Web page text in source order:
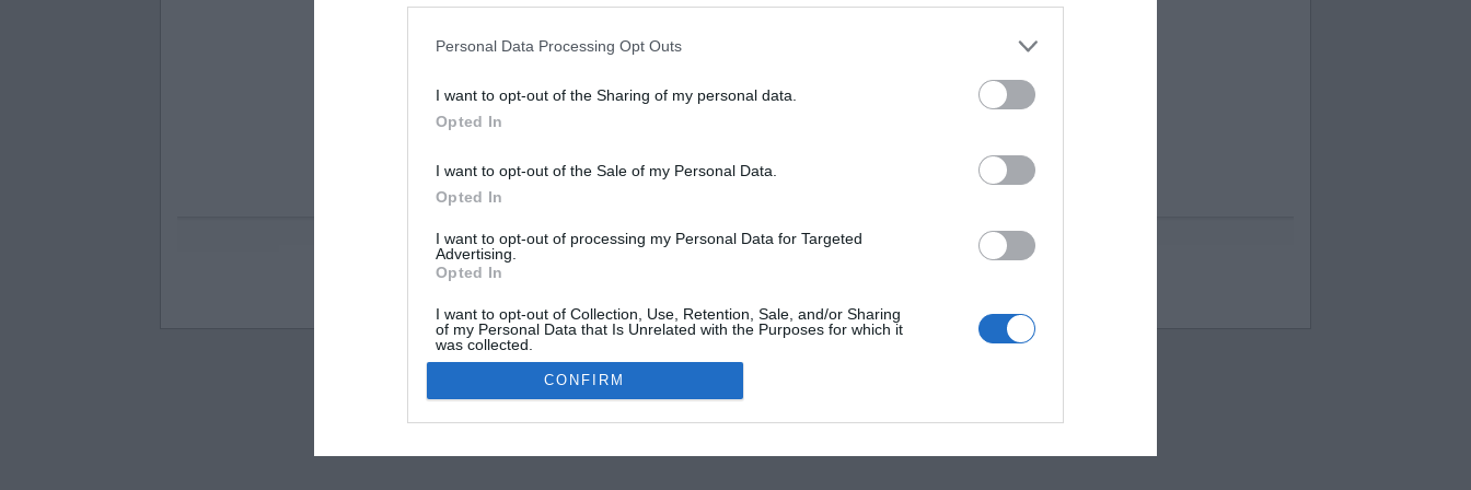
Personal Data Processing Opt Outs
I want to opt-out of the Sharing of my personal data.
Opted In
I want to opt-out of the Sale of my Personal Data.
Opted In
I want to opt-out of processing my Personal Data for Targeted
Advertising.
Opted In
I want to opt-out of Collection, Use, Retention, Sale, and/or Sharing
of my Personal Data that Is Unrelated with the Purposes for which it
was collected.
Opted Out
CONFIRM
Respuestas Apensar
100 pics cheats
4 bilder 1 wort lösungen
4 images 1 mot
Games-helper.com
MOKSLON.LT © 2011
Visos teisės saugomos. Mokslon.lt © 2011. Kopijuoti, dauginti bei platinti galima tik gavus Mokslon.lt sutikimą.